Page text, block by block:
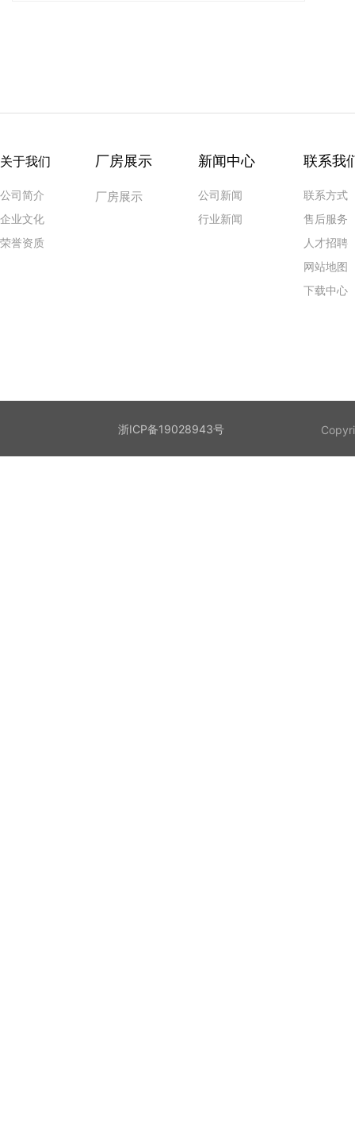
关于我们
公司简介
企业文化
荣誉资质
新闻中心
公司新闻
行业新闻
厂房展示
厂房展示
联系我
联系方式
售后服务
人才招聘
网站地图
下载中心
浙ICP备19028943号